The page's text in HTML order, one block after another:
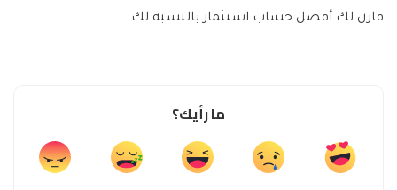
قارن لك أفضل حساب استثمار بالنسبة لك
ما رأيك؟